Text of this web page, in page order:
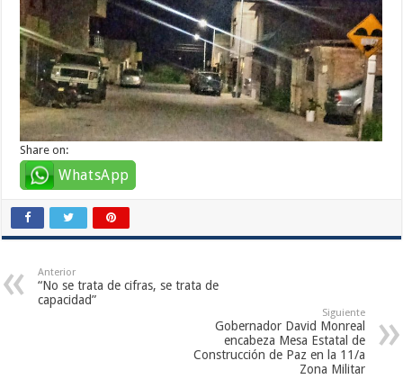
Share on:
WhatsApp
Anterior
“No se trata de cifras, se trata de
capacidad”
Siguiente
Gobernador David Monreal
encabeza Mesa Estatal de
Construcción de Paz en la 11/a
Zona Militar